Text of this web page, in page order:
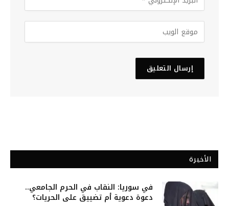
الأخيرة
في سوريا: النقاب في الحرم الجامعي..
دعوة دعوية أم تضييق على الحريات؟